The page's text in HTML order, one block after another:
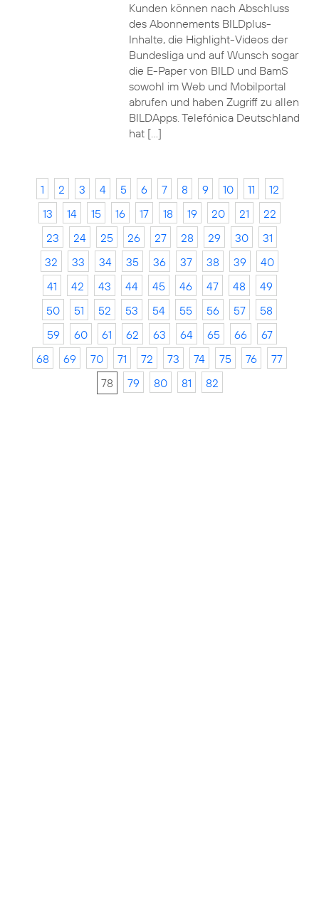
Kunden können nach Abschluss
des Abonnements BILDplus-
Inhalte, die Highlight-Videos der
Bundesliga und auf Wunsch sogar
die E-Paper von BILD und BamS
sowohl im Web und Mobilportal
abrufen und haben Zugriff zu allen
BILDApps. Telefónica Deutschland
hat […]
1 2 3 4 5 6 7 8 9 10 11
12
13
14 15 16 17 18 19 20 21
22
23
24 25 26 27 28 29 30
31
32
33 34 35 36 37 38 39
40
41
42 43 44 45 46 47 48
49
50
51 52 53 54 55 56 57
58
59
60 61 62 63 64 65 66
67
68
69 70 71 72 73 74 75 76
77
78
79 80 81 82